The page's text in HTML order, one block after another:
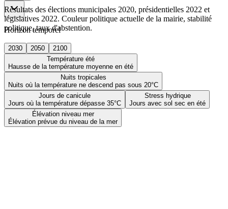
Horizon temporel
2030 2050
2100
Température été
Hausse de la température moyenne en été
Nuits tropicales
Nuits où la température ne descend pas sous 20°C
Jours de canicule
Jours où la température dépasse 35°C
Stress hydrique
Jours avec sol sec en été
Élévation niveau mer
Élévation prévue du niveau de la mer
Résultats des élections municipales 2020, présidentielles 2022 et
législatives 2022. Couleur politique actuelle de la mairie, stabilité
politique, taux d'abstention.